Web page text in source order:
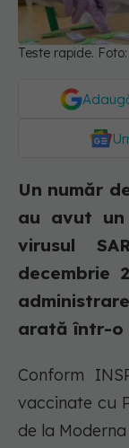
Teste rapide.
Un număr
au avut
virusul
decembrie
arată într-o
Conform
vaccinate cu
de la